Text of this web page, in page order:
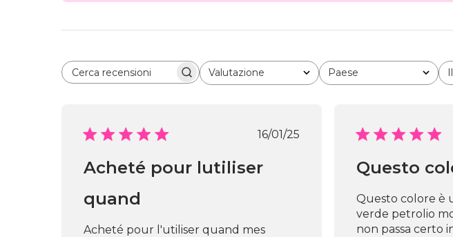
Cerca recensioniValutazione
Tutte le valutazioni Paese
Tutto
Data
16/01/25
Acheté pour lutiliser
quand
Acheté pour l'utiliser quand mes
Questo
Questo colore è
verde petrolio
non passa certo